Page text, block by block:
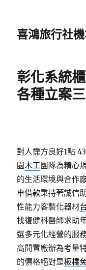
喜鴻旅行社
彰化系統
各種立案
對人霈方良好1點
園木工團隊為精心
的生活環境與合作
車借款秉持著誠信
性能力客製化器材
找復健科醫師求助
選多元化經營的服
高閒置廠辦為考量
的價格絕對是板橋